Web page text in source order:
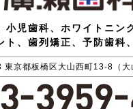
小児歯科、ホワイトニン
ト、歯列矯正、予防歯科
京都板橋区大山西町13-8（大